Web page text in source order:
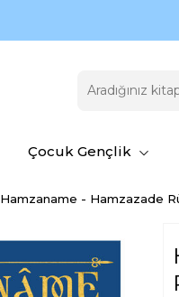
Çocuk Gençlik
Hamzaname - Hamzazade